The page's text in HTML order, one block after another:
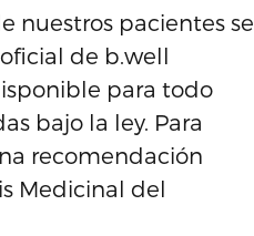
nuestros pacientes se
de b.well
para todo
bajo la ley. Para
recomendación
Medicinal del